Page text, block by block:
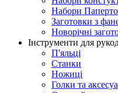
Набори
Заготовки з
Новорічні
Інструменти для
П'яльці
Станки
Ножиці
Голки та